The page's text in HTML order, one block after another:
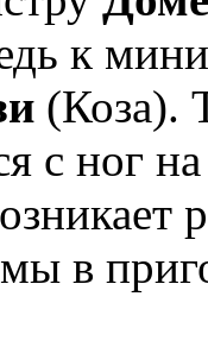
к
(Коза).
с ног
в